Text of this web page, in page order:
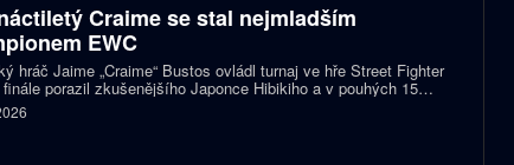
Craime se stal nejmladším
EWC
hráč Jaime „Craime“ Bustos ovládl turnaj ve hře Street Fighter
porazil zkušenějšího Japonce Hibikiho a v pouhých 15
se stal nejmladším vítězem v historii Esports World Cupu.